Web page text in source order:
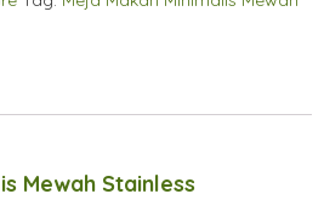
Mewah Stainless